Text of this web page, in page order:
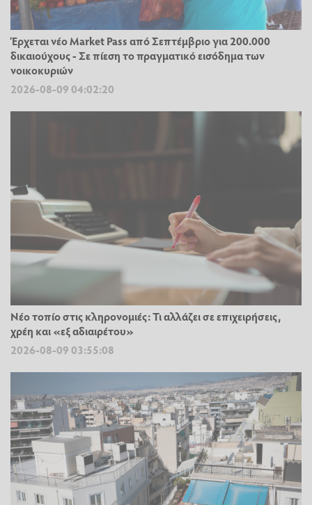
Έρχεται νέο Market Pass από Σεπτέμβριο για 200.000
δικαιούχους - Σε πίεση το πραγματικό εισόδημα των
νοικοκυριών
2026-08-09 04:02:20
Νέο τοπίο στις κληρονομιές: Τι αλλάζει σε επιχειρήσεις,
χρέη και «εξ αδιαιρέτου»
2026-08-09 03:55:08